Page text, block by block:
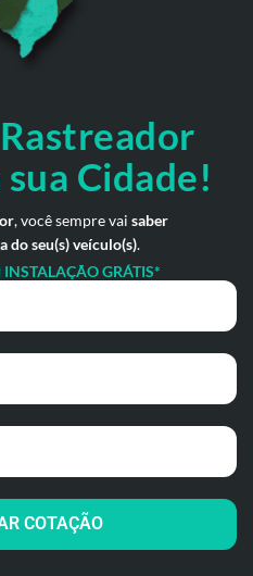
Cidade!
, você sempre vai saber
do seu(s) veículo(s).
GRÁTIS*
COTAÇÃO